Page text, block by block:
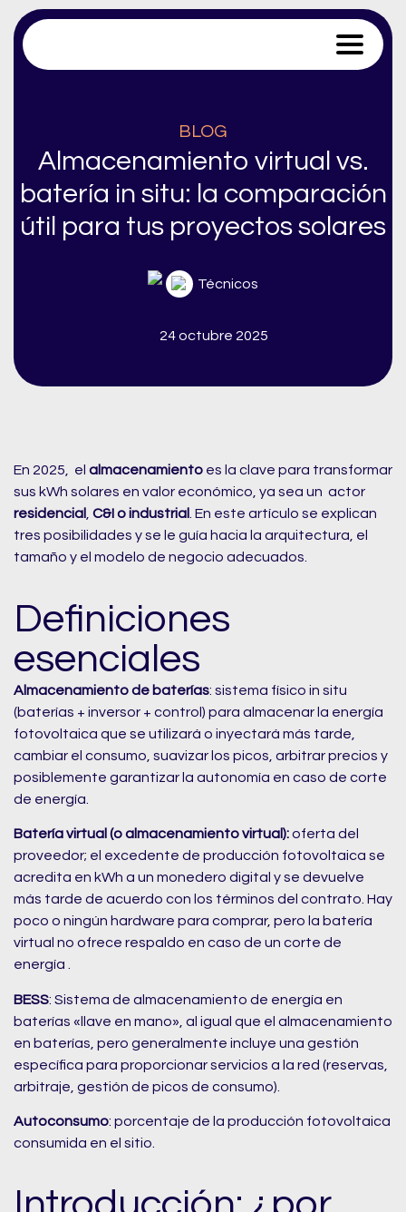
Trace Software
BLOG
Almacenamiento virtual vs.
batería in situ: la comparación
útil para tus proyectos solares
Técnicos
24 octubre 2025
En 2025, el almacenamiento es la clave para transformar
sus kWh solares en valor económico, ya sea un actor
residencial , C&I oindustrial. En este artículo se explican
tres posibilidades y se le guía hacia la arquitectura, el
tamaño y el modelo de negocio adecuados.
Definiciones
esenciales
Almacenamiento de baterías: sistema físico in situ
(baterías + inversor + control) para almacenar la energía
fotovoltaica que se utilizará o inyectará más tarde,
cambiar el consumo, suavizar los picos, arbitrar precios y
posiblemente garantizar la autonomía en caso de corte
de energía.
Batería virtual (o almacenamiento virtual):oferta del
proveedor; el excedente de producción fotovoltaica se
acredita en kWh a un monedero digital y se devuelve
más tarde de acuerdo con los términos del contrato. Hay
poco o ningún hardware para comprar, pero la batería
virtual no ofrece respaldo en caso de un corte de
energía .
BESS: Sistema de almacenamiento de energía en
baterías «llave en mano», al igual que el almacenamiento
en baterías, pero generalmente incluye una gestión
específica para proporcionar servicios a la red (reservas,
arbitraje, gestión de picos de consumo).
Autoconsumo: porcentaje de la producción fotovoltaica
consumida en el sitio.